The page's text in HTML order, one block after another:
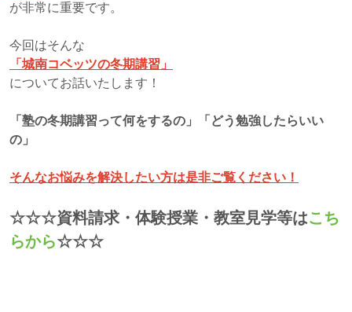
が非常に重要です。
今回はそんな
「城南コベッツの冬期講習」
についてお話いたします！
「塾の冬期講習って何をするの」「どう勉強したらいい
の」
そんなお悩みを解決したい方は是非ご覧ください！
☆☆☆資料請求・体験授業・教室見学等はこち
らから☆☆☆